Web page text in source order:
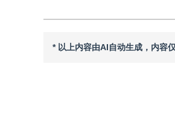
* 以上内容由AI自动生成，内容